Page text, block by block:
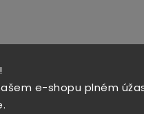
e-shopu plném